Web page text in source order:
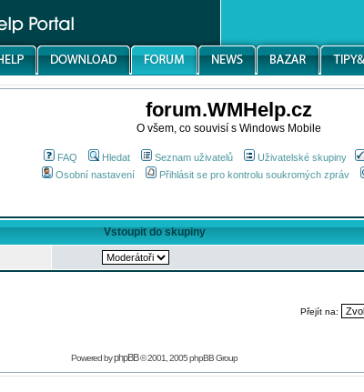
forum.WMHelp.cz
O všem, co souvisí s Windows Mobile
FAQ Hledat Seznam uživatelů Uživatelské skupiny
Osobní nastavení
Přihlásit se pro kontrolu soukromých zpráv
Vstoupit do skupiny
Přejít na:
Powered byphpBB© 2001, 2005 phpBB Group